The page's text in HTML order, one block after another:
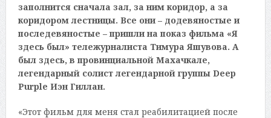
заполнится сначала зал, за ним коридор, а за
коридором лестницы. Все они – додевяностые и
последевяностые – пришли на показ фильма «Я
здесь был» тележурналиста Тимура Яшувова. А
был здесь, в провинциальной Махачкале,
легендарный солист легендарной группы Deep
Purple Иэн Гиллан.
«Этот фильм для меня стал реабилитацией после